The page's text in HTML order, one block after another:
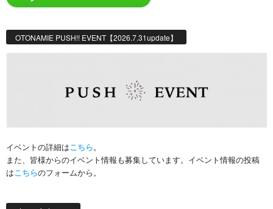
OTONAMIE PUSH!! EVENT【2026.7.31update】
イベントの詳細はこちら。
また、皆様からのイベント情報も募集しています。イベント情報の投稿
はこちらのフォームから。